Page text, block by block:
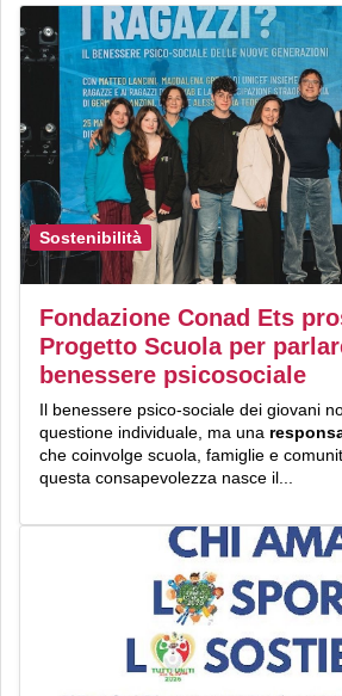
Sostenibilità
Fondazione Conad Ets
Progetto Scuola per
benessere psicosociale
Il benessere psico-sociale dei giovani
questione individuale, ma una
che coinvolge scuola, famiglie e
questa consapevolezza nasce il...